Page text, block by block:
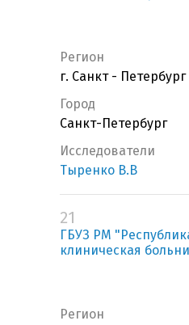
Регион
г. Санкт - Петербург
Город
Санкт-Петербург
Исследователи
Тыренко В.В
21
ГБУЗ РМ
клиническая
Регион